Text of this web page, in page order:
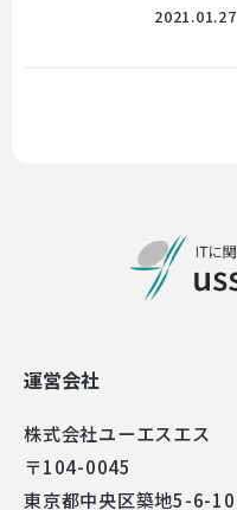
2021.01.27
運営会社
株式会社ユーエスエス
〒104-0045
東京都中央区築地5-6-10